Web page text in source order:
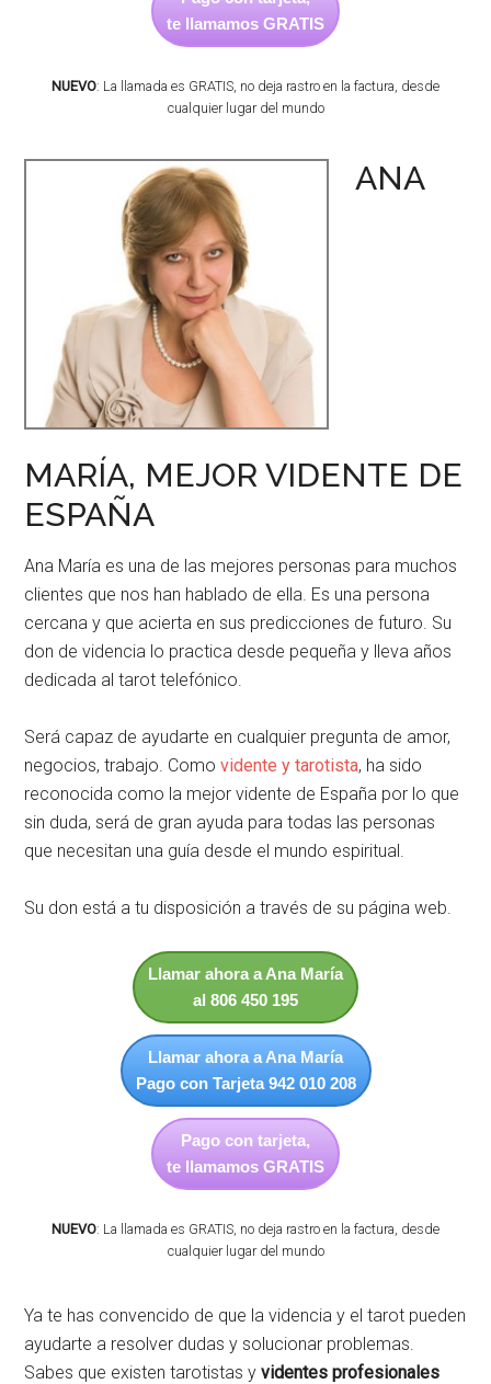
te llamamos GRATIS
NUEVO: La llamada es GRATIS, no deja rastro en la factura, desde
cualquier lugar del mundo
ANA
MARÍA, MEJOR VIDENTE DE
ESPAÑA
Ana María es una de las mejores personas para muchos
clientes que nos han hablado de ella. Es una persona
cercana y que acierta en sus predicciones de futuro. Su
don de videncia lo practica desde pequeña y lleva años
dedicada al tarot telefónico.
Será capaz de ayudarte en cualquier pregunta de amor,
negocios, trabajo. Comovidente y tarotista, ha sido
reconocida como la mejor vidente de España por lo que
sin duda, será de gran ayuda para todas las personas
que necesitan una guía desde el mundo espiritual.
Su don está a tu disposición a través de su página web.
Llamar ahora a Ana María
al 806 450 195
Llamar ahora a Ana María
Pago con Tarjeta 942 010 208
Pago con tarjeta,
te llamamos GRATIS
NUEVO: La llamada es GRATIS, no deja rastro en la factura, desde
cualquier lugar del mundo
Ya te has convencido de que la videncia y el tarot pueden
ayudarte a resolver dudas y solucionar problemas.
Sabes que existen tarotistas yvidentes profesionales